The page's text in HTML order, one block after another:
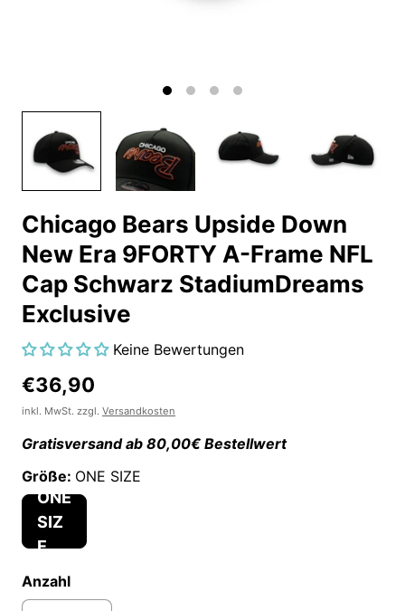
Chicago Bears Upside Down
New Era 9FORTY A-Frame NFL
Cap Schwarz StadiumDreams
Exclusive
Keine Bewertungen
€36,90
inkl. MwSt. zzgl. Versandkosten
Gratisversand ab 80,00€ Bestellwert
Größe: ONE SIZE
ONE
SIZ
E
Anzahl